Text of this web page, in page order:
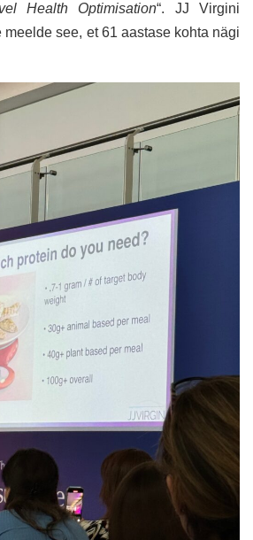
Health Optimisation“. JJ Virgini
see, et 61 aastase kohta nägi